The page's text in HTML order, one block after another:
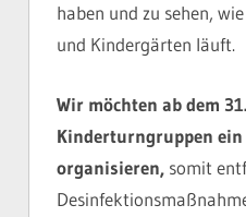
haben und zu sehen,
und Kindergärten läuft.
Wir möchten ab dem
Kinderturngruppen ein
organisieren, somit